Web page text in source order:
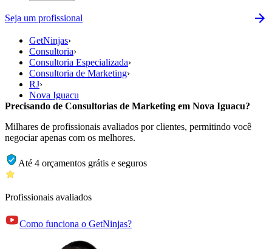
Seja um profissional
GetNinjas›
Consultoria›
Consultoria Especializada›
Consultoria de Marketing›
RJ›
Nova Iguacu
Precisando de Consultorias de Marketing em Nova Iguacu?
Milhares de profissionais avaliados por clientes, permitindo você
negociar apenas com os melhores.
Até 4 orçamentos grátis e seguros
Profissionais avaliados
Como funciona o GetNinjas?